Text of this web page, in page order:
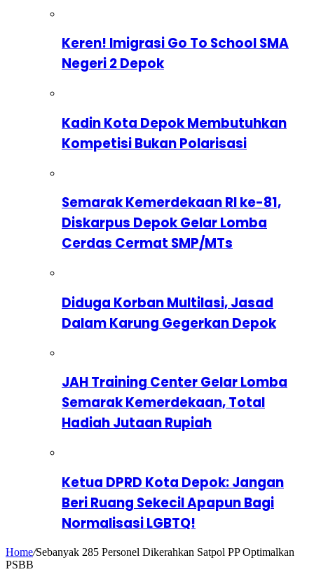
Keren! Imigrasi Go To School SMA
Negeri 2 Depok
Kadin Kota Depok Membutuhkan
Kompetisi Bukan Polarisasi
Semarak Kemerdekaan RI ke-81,
Diskarpus Depok Gelar Lomba
Cerdas Cermat SMP/MTs
Diduga Korban Multilasi, Jasad
Dalam Karung Gegerkan Depok
JAH Training Center Gelar Lomba
Semarak Kemerdekaan, Total
Hadiah Jutaan Rupiah
Ketua DPRD Kota Depok: Jangan
Beri Ruang Sekecil Apapun Bagi
Normalisasi LGBTQ!
Home/Sebanyak 285 Personel Dikerahkan Satpol PP Optimalkan
PSBB